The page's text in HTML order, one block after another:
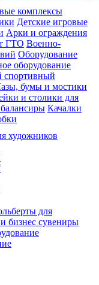
комплексы
Детские игровые
Арки и ограждения
ГТО Военно-
Оборудование
оборудование
спортивный
бумы и мостики
и столики для
Качалки
художников
для
бизнес сувениры